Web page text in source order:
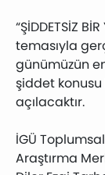
“ŞİDDETSİZ
temasıyla
günümüzün
şiddet konusu
açılacaktır.
İGÜ
Araştırma